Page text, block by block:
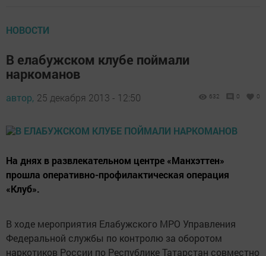
НОВОСТИ
В елабужском клубе поймали
наркоманов
автор, 25 декабря 2013 - 12:50 632 0 0
На днях в развлекательном центре «Манхэттен»
прошла оперативно-профилактическая операция
«Клуб».
В ходе мероприятия Елабужского МРО Управления
Федеральной службы по контролю за оборотом
наркотиков России по Республике Татарстан совместно